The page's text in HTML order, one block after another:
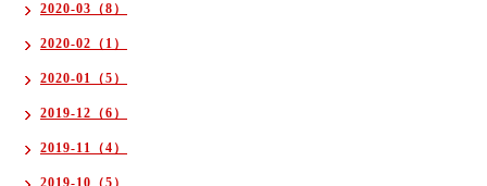
2020-03（8）
2020-02（1）
2020-01（5）
2019-12（6）
2019-11（4）
2019-10（5）